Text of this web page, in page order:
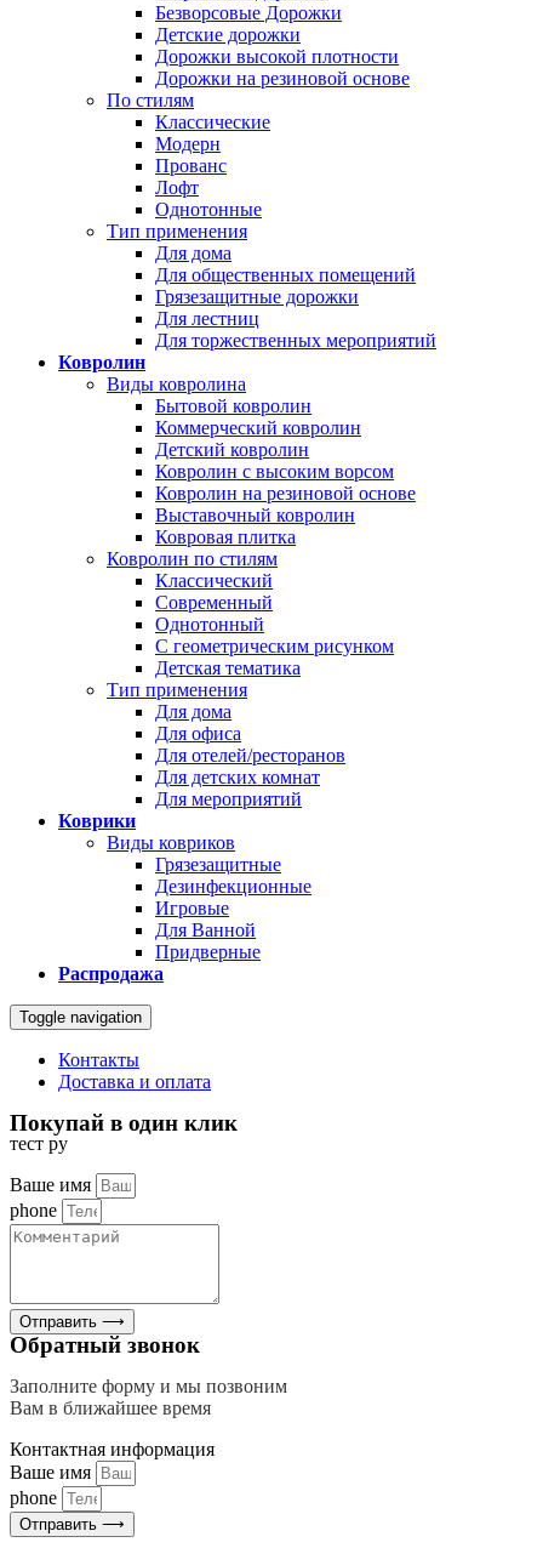
Безворсовые Дорожки
Детские дорожки
Дорожки высокой плотности
Дорожки на резиновой основе
По стилям
Классические
Модерн
Прованс
Лофт
Однотонные
Тип применения
Для дома
Для общественных помещений
Грязезащитные дорожки
Для лестниц
Для торжественных мероприятий
Ковролин
Виды ковролина
Бытовой ковролин
Коммерческий ковролин
Детский ковролин
Ковролин с высоким ворсом
Ковролин на резиновой основе
Выставочный ковролин
Ковровая плитка
Ковролин по стилям
Классический
Современный
Однотонный
С геометрическим рисунком
Детская тематика
Тип применения
Для дома
Для офиса
Для отелей/ресторанов
Для детских комнат
Для мероприятий
Коврики
Виды ковриков
Грязезащитные
Дезинфекционные
Игровые
Для Ванной
Придверные
Распродажа
Toggle navigation
Контакты
Доставка и оплата
Покупай в один клик
тест ру
Ваше имя
phone
Отправить ⟶
Обратный звонок
Заполните форму и мы позвоним
Вам в ближайшее время
Контактная информация
Ваше имя
phone
Отправить ⟶